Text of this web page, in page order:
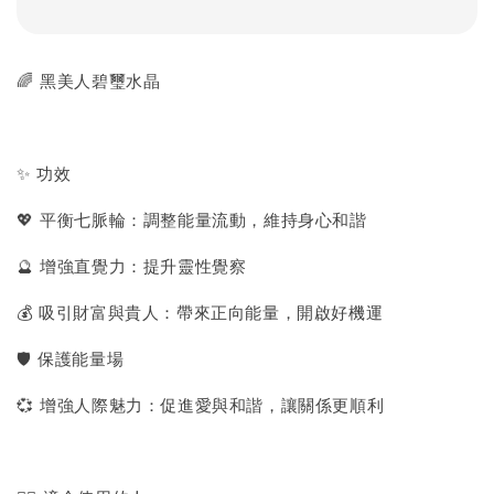
🌈 黑美人碧璽水晶
✨ 功效
💖 平衡七脈輪：調整能量流動，維持身心和諧
🔮 增強直覺力：提升靈性覺察
💰 吸引財富與貴人：帶來正向能量，開啟好機運
🛡 保護能量場
💞 增強人際魅力：促進愛與和諧，讓關係更順利